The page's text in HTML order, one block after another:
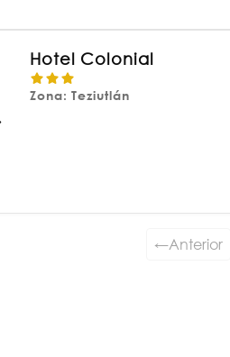
Hotel Colonial
Zona: Teziutlán
←Anterior